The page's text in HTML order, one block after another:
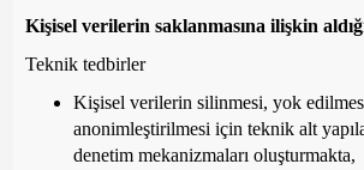
Kişisel verilerin saklanmasına ilişkin
Teknik tedbirler
Kişisel verilerin silinmesi, yok
anonimleştirilmesi için teknik alt
denetim mekanizmaları oluşturmakta,